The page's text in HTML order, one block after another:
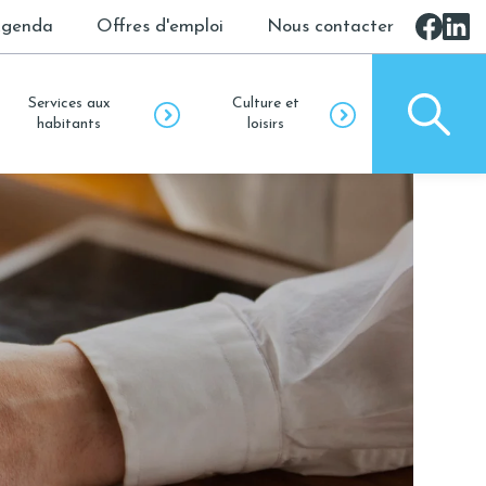
Offres d'emploi Nous contacter
Services aux
habitants
Culture et
loisirs